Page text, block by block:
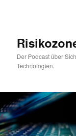
Der Podcast über
Technologien.